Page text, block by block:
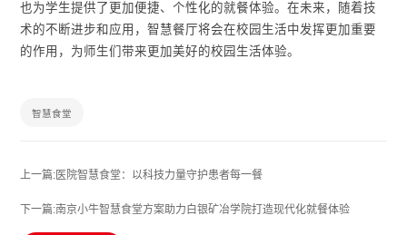
也为学生提供了更加便捷、个性化的就餐体验。在未来，随着技
术的不断进步和应用，智慧餐厅将会在校园生活中发挥更加重要
的作用，为师生们带来更加美好的校园生活体验。
智慧食堂
上一篇:医院智慧食堂：以科技力量守护患者每一餐
下一篇:南京小牛智慧食堂方案助力白银矿冶学院打造现代化就餐体验